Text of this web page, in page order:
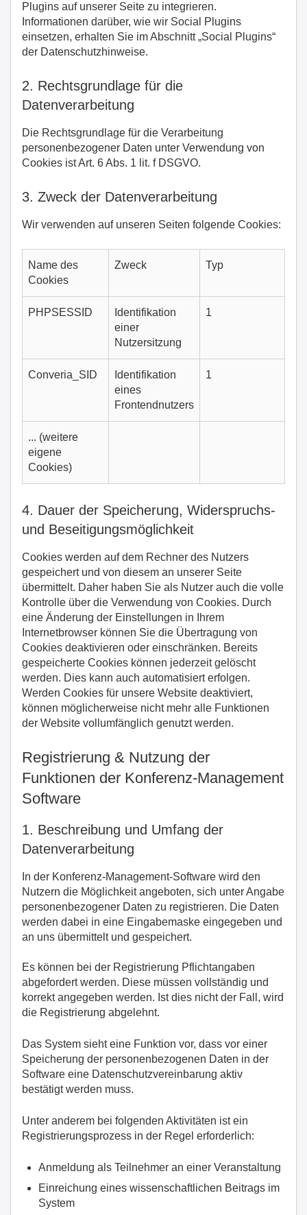
Plugins auf unserer Seite zu integrieren.
Informationen darüber, wie wir Social Plugins
einsetzen, erhalten Sie im Abschnitt „Social Plugins“
der Datenschutzhinweise.
2. Rechtsgrundlage für die
Datenverarbeitung
Die Rechtsgrundlage für die Verarbeitung
personenbezogener Daten unter Verwendung von
Cookies ist Art. 6 Abs. 1 lit. f DSGVO.
3. Zweck der Datenverarbeitung
Wir verwenden auf unseren Seiten folgende Cookies:
Name des
Cookies
Zweck Typ
PHPSESSID
Identifikation
einer
Nutzersitzung
1
Converia_SID
Identifikation
eines
Frontendnutzers
1
... (weitere
eigene
Cookies)
4. Dauer der Speicherung, Widerspruchs-
und Beseitigungsmöglichkeit
Cookies werden auf dem Rechner des Nutzers
gespeichert und von diesem an unserer Seite
übermittelt. Daher haben Sie als Nutzer auch die volle
Kontrolle über die Verwendung von Cookies. Durch
eine Änderung der Einstellungen in Ihrem
Internetbrowser können Sie die Übertragung von
Cookies deaktivieren oder einschränken. Bereits
gespeicherte Cookies können jederzeit gelöscht
werden. Dies kann auch automatisiert erfolgen.
Werden Cookies für unsere Website deaktiviert,
können möglicherweise nicht mehr alle Funktionen
der Website vollumfänglich genutzt werden.
Registrierung & Nutzung der
Funktionen der Konferenz-Management
Software
1. Beschreibung und Umfang der
Datenverarbeitung
In der Konferenz-Management-Software wird den
Nutzern die Möglichkeit angeboten, sich unter Angabe
personenbezogener Daten zu registrieren. Die Daten
werden dabei in eine Eingabemaske eingegeben und
an uns übermittelt und gespeichert.
Es können bei der Registrierung Pflichtangaben
abgefordert werden. Diese müssen vollständig und
korrekt angegeben werden. Ist dies nicht der Fall, wird
die Registrierung abgelehnt.
Das System sieht eine Funktion vor, dass vor einer
Speicherung der personenbezogenen Daten in der
Software eine Datenschutzvereinbarung aktiv
bestätigt werden muss.
Unter anderem bei folgenden Aktivitäten ist ein
Registrierungsprozess in der Regel erforderlich:
Anmeldung als Teilnehmer an einer Veranstaltung
Einreichung eines wissenschaftlichen Beitrags im
System